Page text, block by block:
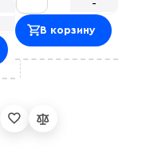
-
В корзину